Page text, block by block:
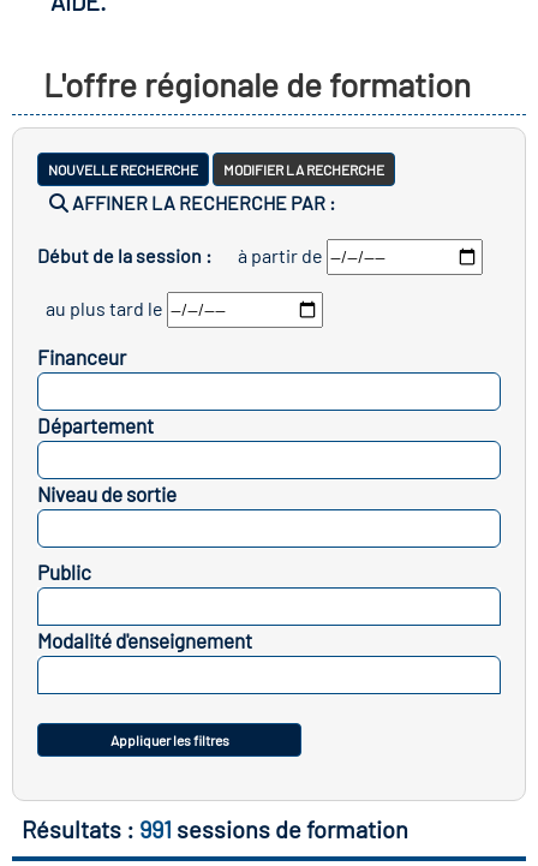
les métiers
clés métiers et
lieu d'information ou
de l'Economie
Solidaire (ESS)
du secteur sanitaire
de l'Industrie
emploi-formation
des transitions
de construction)
des secteurs(en
construction)
L'offre régionale de formation
NOUVELLE RECHERCHE MODIFIER LA RECHERCHE
AFFINER LA RECHERCHE PAR :
Début de la session : à partir de
au plus tard le
Financeur
Département
Niveau de sortie
Public
Modalité d'enseignement
Appliquer les filtres
Résultats : 991 sessions de formation